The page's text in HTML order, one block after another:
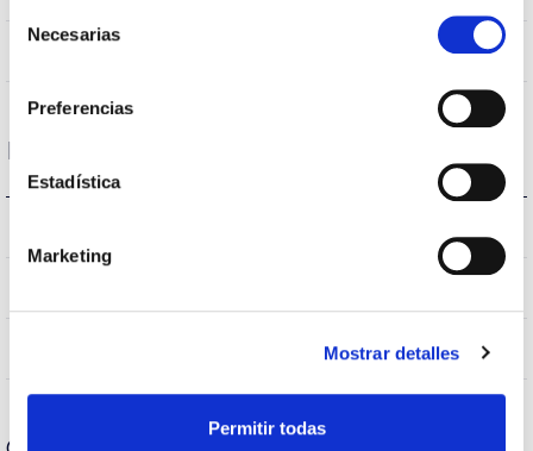
Necesarias
Preferencias
Estadística
Marketing
Mostrar detalles
Permitir todas
Datos ópticos
VA00K0M